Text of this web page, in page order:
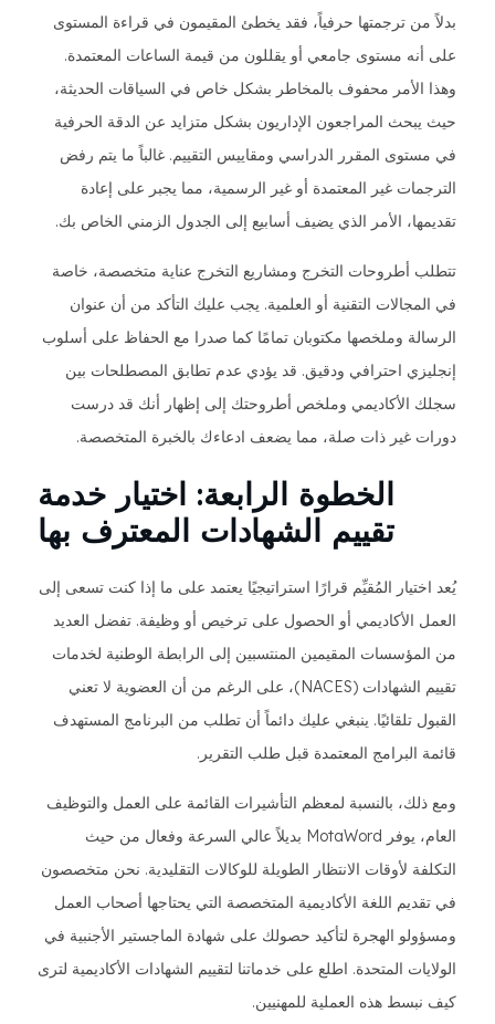
بدلاً من ترجمتها حرفياً، فقد يخطئ المقيمون في قراءة المستوى
على أنه مستوى جامعي أو يقللون من قيمة الساعات المعتمدة.
وهذا الأمر محفوف بالمخاطر بشكل خاص في السياقات الحديثة،
حيث يبحث المراجعون الإداريون بشكل متزايد عن الدقة الحرفية
في مستوى المقرر الدراسي ومقاييس التقييم. غالباً ما يتم رفض
الترجمات غير المعتمدة أو غير الرسمية، مما يجبر على إعادة
تقديمها، الأمر الذي يضيف أسابيع إلى الجدول الزمني الخاص بك.
تتطلب أطروحات التخرج ومشاريع التخرج عناية متخصصة، خاصة
في المجالات التقنية أو العلمية. يجب عليك التأكد من أن عنوان
الرسالة وملخصها مكتوبان تمامًا كما صدرا مع الحفاظ على أسلوب
إنجليزي احترافي ودقيق. قد يؤدي عدم تطابق المصطلحات بين
سجلك الأكاديمي وملخص أطروحتك إلى إظهار أنك قد درست
دورات غير ذات صلة، مما يضعف ادعاءك بالخبرة المتخصصة.
الخطوة الرابعة: اختيار خدمة
تقييم الشهادات المعترف بها
يُعد اختيار المُقيِّم قرارًا استراتيجيًا يعتمد على ما إذا كنت تسعى إلى
العمل الأكاديمي أو الحصول على ترخيص أو وظيفة. تفضل العديد
من المؤسسات المقيمين المنتسبين إلى الرابطة الوطنية لخدمات
تقييم الشهادات (NACES)، على الرغم من أن العضوية لا تعني
القبول تلقائيًا. ينبغي عليك دائماً أن تطلب من البرنامج المستهدف
قائمة البرامج المعتمدة قبل طلب التقرير.
ومع ذلك، بالنسبة لمعظم التأشيرات القائمة على العمل والتوظيف
العام، يوفر MotaWord بديلاً عالي السرعة وفعال من حيث
التكلفة لأوقات الانتظار الطويلة للوكالات التقليدية. نحن متخصصون
في تقديم اللغة الأكاديمية المتخصصة التي يحتاجها أصحاب العمل
ومسؤولو الهجرة لتأكيد حصولك على شهادة الماجستير الأجنبية في
الولايات المتحدة. اطلع على خدماتنا لتقييم الشهادات الأكاديمية لترى
كيف نبسط هذه العملية للمهنيين.